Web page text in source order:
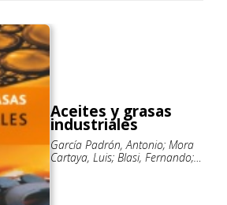
Aceites y grasas
industriales
García Padrón, Antonio; Mora
Cartaya, Luis; Blasi, Fernando;